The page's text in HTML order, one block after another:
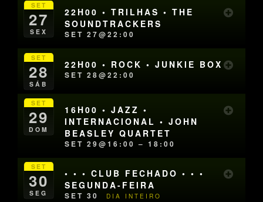
SET
27
SEX
22H00 • TRILHAS • THE
SOUNDTRACKERS
SET 27@22:00
SET
28
SÁB
22H00 • ROCK • JUNKIE BOX
SET 28@22:00
SET
29
DOM
16H00 • JAZZ •
INTERNACIONAL • JOHN
BEASLEY QUARTET
SET 29@16:00 – 18:00
SET
30
SEG
• • • CLUB FECHADO • • •
SEGUNDA-FEIRA
SET 30 DIA INTEIRO